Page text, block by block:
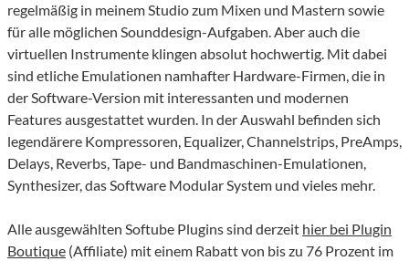
regelmäßig in meinem Studio zum Mixen und Mastern sowie
für alle möglichen Sounddesign-Aufgaben. Aber auch die
virtuellen Instrumente klingen absolut hochwertig. Mit dabei
sind etliche Emulationen namhafter Hardware-Firmen, die in
der Software-Version mit interessanten und modernen
Features ausgestattet wurden. In der Auswahl befinden sich
legendärere Kompressoren, Equalizer, Channelstrips, PreAmps,
Delays, Reverbs, Tape- und Bandmaschinen-Emulationen,
Synthesizer, das Software Modular System und vieles mehr.
Alle ausgewählten Softube Plugins sind derzeit hier bei Plugin
Boutique (Affiliate) mit einem Rabatt von bis zu 76 Prozent im